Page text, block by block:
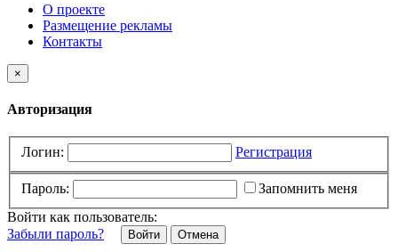
О проекте
Размещение рекламы
Контакты
×
Авторизация
Логин: Регистрация
Пароль:
Запомнить меня
Войти как пользователь:
Забыли пароль?
Отмена